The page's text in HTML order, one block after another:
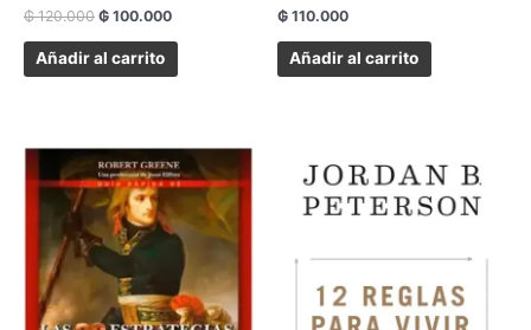
₲120.000 ₲ 100.000
Añadir al carrito
₲ 110.000
Añadir al carrito